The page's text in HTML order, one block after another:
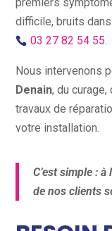
difficile, bruits
03 27 82 54 55.
Nous intervenons
Denain, du curage,
travaux de
votre installation.
C’est simple :
de nos clients